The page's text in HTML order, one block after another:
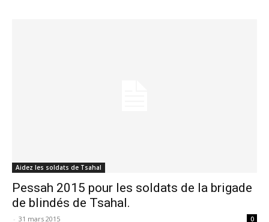
Aidez les soldats de Tsahal
Pessah 2015 pour les soldats de la brigade
de blindés de Tsahal.
- 31 mars 2015 0